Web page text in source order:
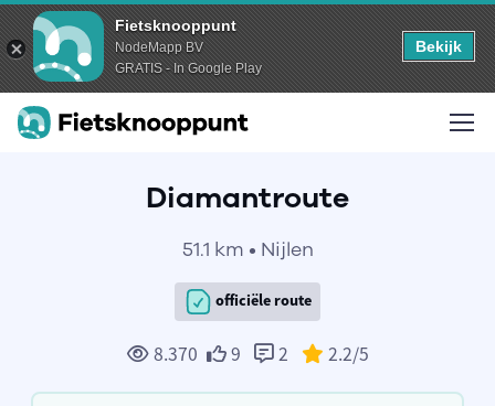
Fietsknooppunt
NodeMapp BV
GRATIS - In Google Play
Bekijk
Diamantroute
51.1 km • Nijlen
officiële route
8.370 9 2 2.2/5